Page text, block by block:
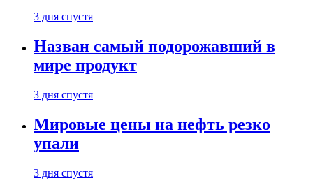
3 дня спустя
Назван самый подорожавший в
мире продукт
3 дня спустя
Мировые цены на нефть резко
упали
3 дня спустя